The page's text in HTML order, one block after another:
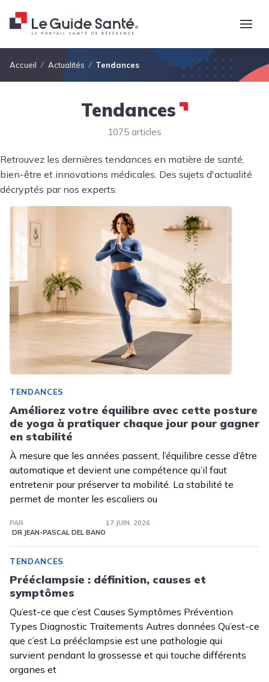
Fil d'Ariane
Accueil Actualités Tendances
Tendances
1075 articles
Retrouvez les dernières tendances en matière de santé,
bien-être et innovations médicales. Des sujets d'actualité
décryptés par nos experts.
TENDANCES
Améliorez votre équilibre avec cette posture
de yoga à pratiquer chaque jour pour gagner
en stabilité
À mesure que les années passent, l’équilibre cesse d’être
automatique et devient une compétence qu’il faut
entretenir pour préserver ta mobilité. La stabilité te
permet de monter les escaliers ou
PAR
DR JEAN-PASCAL DEL BANO
17 JUIN. 2026
TENDANCES
Prééclampsie : définition, causes et
symptômes
Qu’est-ce que c’est Causes Symptômes Prévention
Types Diagnostic Traitements Autres données Qu’est-ce
que c’est La prééclampsie est une pathologie qui
survient pendant la grossesse et qui touche différents
organes et